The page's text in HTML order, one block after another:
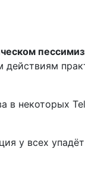
некоторых
у всех